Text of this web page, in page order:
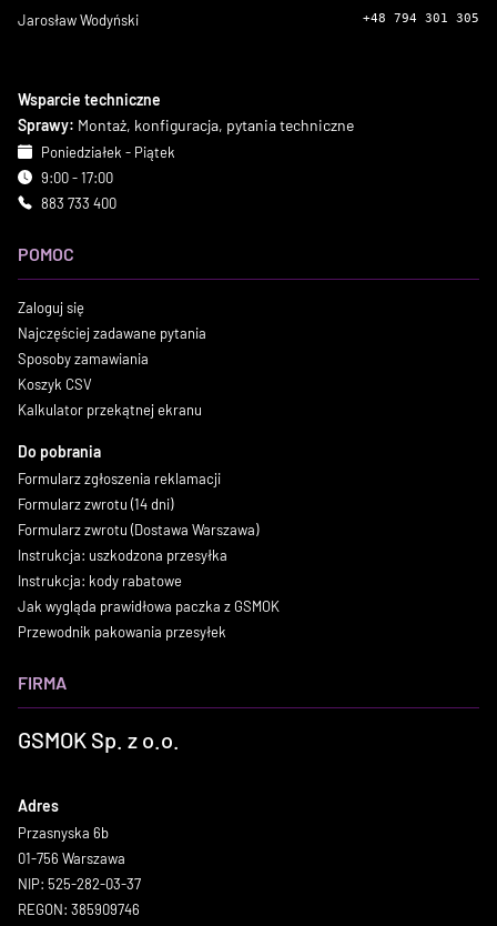
Jarosław Wodyński +48 794 301 305
Wsparcie techniczne
Sprawy: Montaż, konfiguracja, pytania techniczne
Poniedziałek - Piątek
9:00 - 17:00
883 733 400
POMOC
Zaloguj się
Najczęściej zadawane pytania
Sposoby zamawiania
Koszyk CSV
Kalkulator przekątnej ekranu
Do pobrania
Formularz zgłoszenia reklamacji
Formularz zwrotu (14 dni)
Formularz zwrotu (Dostawa Warszawa)
Instrukcja: uszkodzona przesyłka
Instrukcja: kody rabatowe
Jak wygląda prawidłowa paczka z GSMOK
Przewodnik pakowania przesyłek
FIRMA
GSMOK Sp. z o.o.
Adres
Przasnyska 6b
01-756 Warszawa
NIP: 525-282-03-37
REGON: 385909746